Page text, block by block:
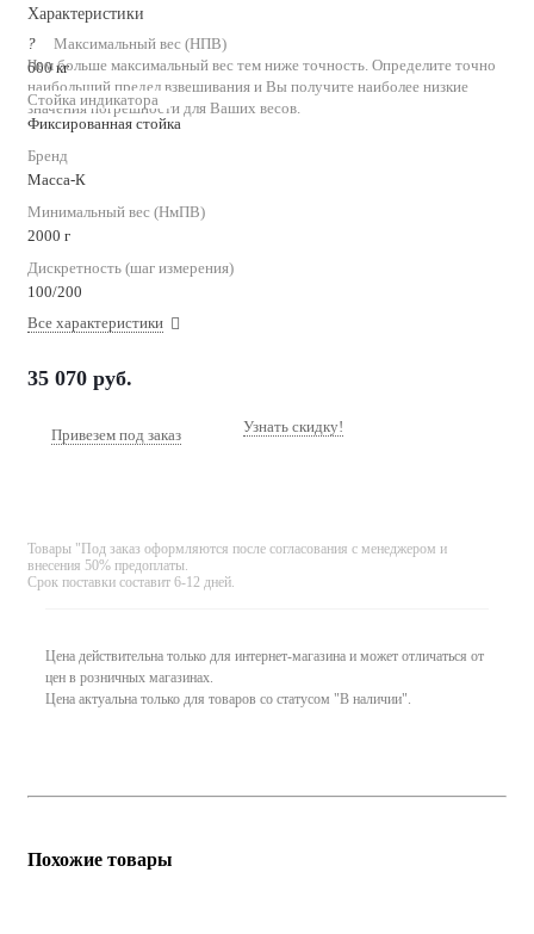
Характеристики
?
Чем больше максимальный вес тем ниже точность. Определите точно
наибольший предел взвешивания и Вы получите наиболее низкие
значения погрешности для Ваших весов.
Максимальный вес (НПВ)
600 кг
Стойка индикатора
Фиксированная стойка
Бренд
Масса-К
Минимальный вес (НмПВ)
2000 г
Дискретность (шаг измерения)
100/200
Все характеристики
35 070 руб.
Привезем под заказ Узнать скидку!
Товары "Под заказ оформляются после согласования с менеджером и
внесения 50% предоплаты.
Срок поставки составит 6-12 дней.
Цена действительна только для интернет-магазина и может отличаться от
цен в розничных магазинах.
Цена актуальна только для товаров со статусом "В наличии".
Похожие товары